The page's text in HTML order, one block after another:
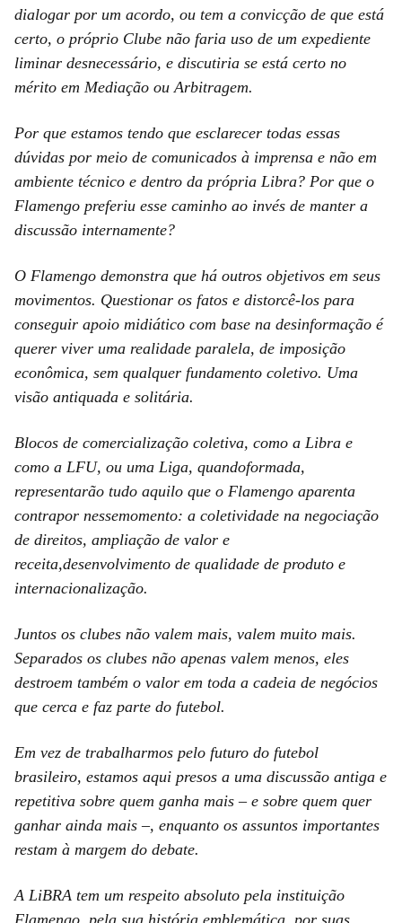
dialogar por um acordo, ou tem a convicção de que está
certo, o próprio Clube não faria uso de um expediente
liminar desnecessário, e discutiria se está certo no
mérito em Mediação ou Arbitragem.
Por que estamos tendo que esclarecer todas essas
dúvidas por meio de comunicados à imprensa e não em
ambiente técnico e dentro da própria Libra? Por que o
Flamengo preferiu esse caminho ao invés de manter a
discussão internamente?
O Flamengo demonstra que há outros objetivos em seus
movimentos. Questionar os fatos e distorcê-los para
conseguir apoio midiático com base na desinformação é
querer viver uma realidade paralela, de imposição
econômica, sem qualquer fundamento coletivo. Uma
visão antiquada e solitária.
Blocos de comercialização coletiva, como a Libra e
como a LFU, ou uma Liga, quandoformada,
representarão tudo aquilo que o Flamengo aparenta
contrapor nessemomento: a coletividade na negociação
de direitos, ampliação de valor e
receita,desenvolvimento de qualidade de produto e
internacionalização.
Juntos os clubes não valem mais, valem muito mais.
Separados os clubes não apenas valem menos, eles
destroem também o valor em toda a cadeia de negócios
que cerca e faz parte do futebol.
Em vez de trabalharmos pelo futuro do futebol
brasileiro, estamos aqui presos a uma discussão antiga e
repetitiva sobre quem ganha mais – e sobre quem quer
ganhar ainda mais –, enquanto os assuntos importantes
restam à margem do debate.
A LiBRA tem um respeito absoluto pela instituição
Flamengo, pela sua história emblemática, por suas